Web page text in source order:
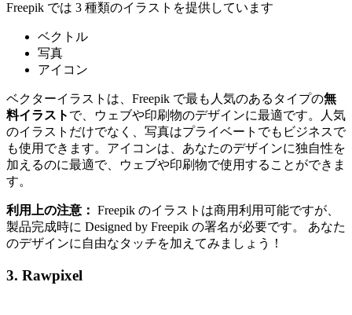
Freepik では 3 種類のイラストを提供しています
ベクトル
写真
アイコン
ベクターイラストは、Freepik で最も人気のあるタイプの無
料イラスト で、ウェブや印刷物のデザインに最適です。人気
のイラストだけでなく、写真はプライベートでもビジネスで
も使用できます。アイコンは、あなたのデザインに独自性を
加えるのに最適で、ウェブや印刷物で使用することができま
す。
利用上の注意： Freepik のイラストは商用利用可能ですが、
製品完成時に Designed by Freepik の署名が必要です。 あなた
のデザインに自由なタッチを加えてみましょう！
3. Rawpixel